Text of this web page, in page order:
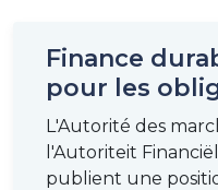
Finance
pour les
L'Autorité des
l'Autoriteit
publient une